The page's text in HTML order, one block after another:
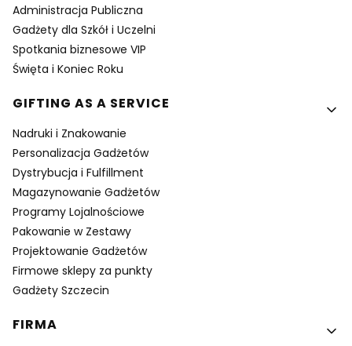
Administracja Publiczna
Gadżety dla Szkół i Uczelni
Spotkania biznesowe VIP
Święta i Koniec Roku
GIFTING AS A SERVICE
Nadruki i Znakowanie
Personalizacja Gadżetów
Dystrybucja i Fulfillment
Magazynowanie Gadżetów
Programy Lojalnościowe
Pakowanie w Zestawy
Projektowanie Gadżetów
Firmowe sklepy za punkty
Gadżety Szczecin
FIRMA